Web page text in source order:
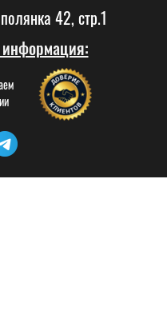
42, стр.1